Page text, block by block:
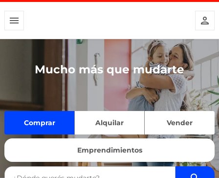
Mucho más que mudarte
Comprar Alquilar Vender
Emprendimientos